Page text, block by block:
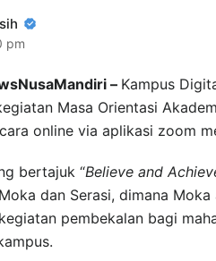
pm
– Kampus
Masa Orientasi
online via aplikasi zoom
bertajuk “Believe and
dan Serasi, dimana
pembekalan bagi